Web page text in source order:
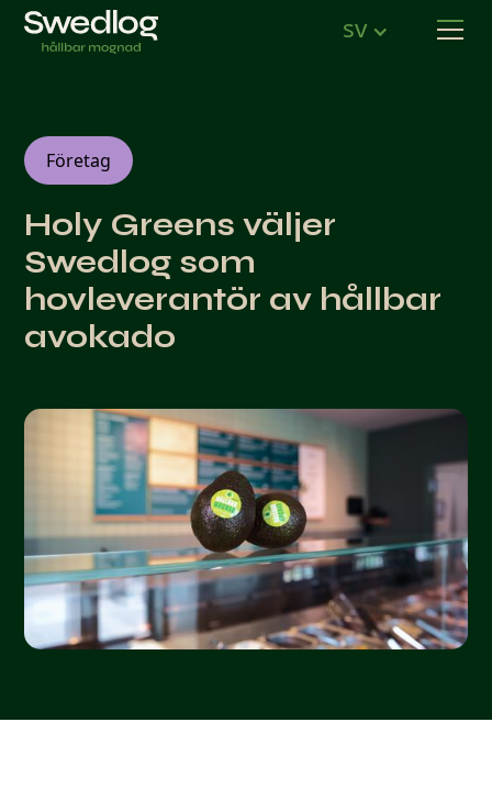
sv
Företag
Holy Greens väljer
Swedlog som
hovleverantör av hållbar
avokado